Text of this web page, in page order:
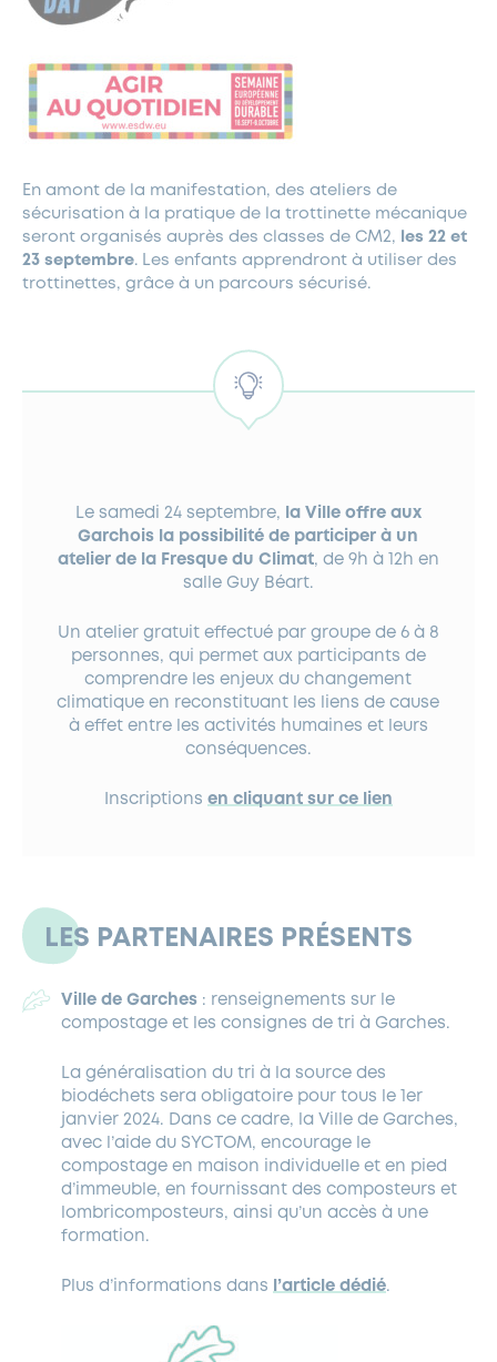
En amont de la manifestation, des ateliers de
sécurisation à la pratique de la trottinette mécanique
seront organisés auprès des classes de CM2,
les 22 et
23 septembre. Les enfants apprendront à utiliser des
trottinettes, grâce à un parcours sécurisé.
Le samedi 24 septembre,
la Ville offre aux
Garchois la possibilité de participer à un
atelier de la Fresque du Climat, de 9h à 12h en
salle Guy Béart.
Un atelier gratuit effectué par groupe de 6 à 8
personnes, qui permet aux participants de
comprendre les enjeux du changement
climatique en reconstituant les liens de cause
à effet entre les activités humaines et leurs
conséquences.
Inscriptions en cliquant sur ce lien
LES PARTENAIRES PRÉSENTS
Ville de Garches : renseignements sur le
compostage et les consignes de tri à Garches.
La généralisation du tri à la source des
biodéchets sera obligatoire pour tous le 1er
janvier 2024. Dans ce cadre, la Ville de Garches,
avec l’aide du SYCTOM, encourage le
compostage en maison individuelle et en pied
d’immeuble, en fournissant des composteurs et
lombricomposteurs, ainsi qu’un accès à une
formation.
Plus d’informations dans l’article dédié.